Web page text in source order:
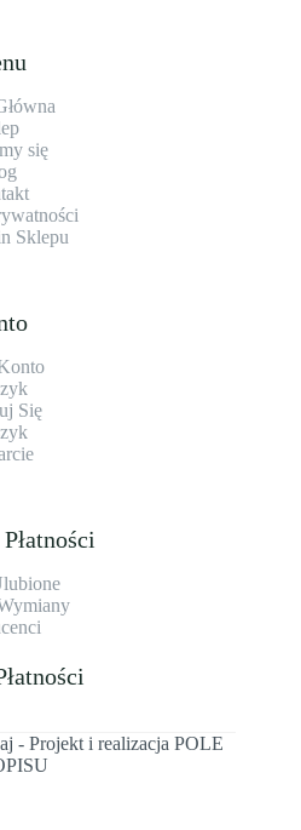
się
Sklepu
Się
- Projekt i realizacjaPOLE